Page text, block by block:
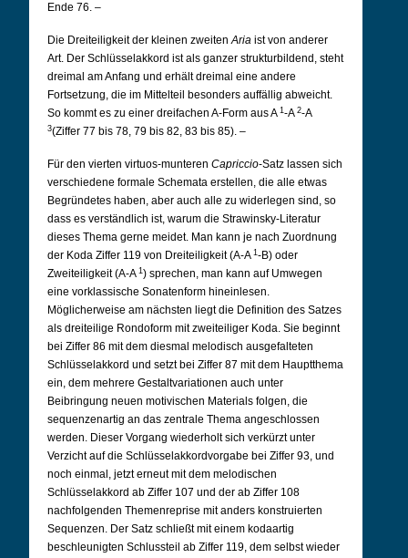
Ende 76. –
Die Dreiteiligkeit der kleinen zweitenAria ist von anderer
Art. Der Schlüsselakkord ist als ganzer strukturbildend, steht
dreimal am Anfang und erhält dreimal eine andere
Fortsetzung, die im Mittelteil besonders auffällig abweicht.
So kommt es zu einer dreifachen A-Form aus A 1 -A 2-A
3(Ziffer 77 bis 78, 79 bis 82, 83 bis 85). –
Für den vierten virtuos-munteren Capriccio-Satz lassen sich
verschiedene formale Schemata erstellen, die alle etwas
Begründetes haben, aber auch alle zu widerlegen sind, so
dass es verständlich ist, warum die Strawinsky-Literatur
dieses Thema gerne meidet. Man kann je nach Zuordnung
der Koda Ziffer 119 von Dreiteiligkeit (A-A 1 -B) oder
Zweiteiligkeit (A-A 1 ) sprechen, man kann auf Umwegen
eine vorklassische Sonatenform hineinlesen.
Möglicherweise am nächsten liegt die Definition des Satzes
als dreiteilige Rondoform mit zweiteiliger Koda. Sie beginnt
bei Ziffer 86 mit dem diesmal melodisch ausgefalteten
Schlüsselakkord und setzt bei Ziffer 87 mit dem Hauptthema
ein, dem mehrere Gestaltvariationen auch unter
Beibringung neuen motivischen Materials folgen, die
sequenzenartig an das zentrale Thema angeschlossen
werden. Dieser Vorgang wiederholt sich verkürzt unter
Verzicht auf die Schlüsselakkordvorgabe bei Ziffer 93, und
noch einmal, jetzt erneut mit dem melodischen
Schlüsselakkord ab Ziffer 107 und der ab Ziffer 108
nachfolgenden Themenreprise mit anders konstruierten
Sequenzen. Der Satz schließt mit einem kodaartig
beschleunigten Schlussteil ab Ziffer 119, dem selbst wieder